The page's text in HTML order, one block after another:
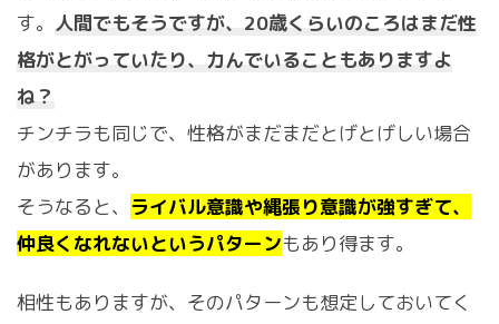
す。 人間でもそうですが、20歳くらいのころはまだ性
格がとがっていたり、力んでいることもありますよ
ね？
チンチラも同じで、性格がまだまだとげとげしい場合
があります。
そうなると、 ライバル意識や縄張り意識が強すぎて、
仲良くなれないというパターンもあり得ます。
相性もありますが、そのパターンも想定しておいてく